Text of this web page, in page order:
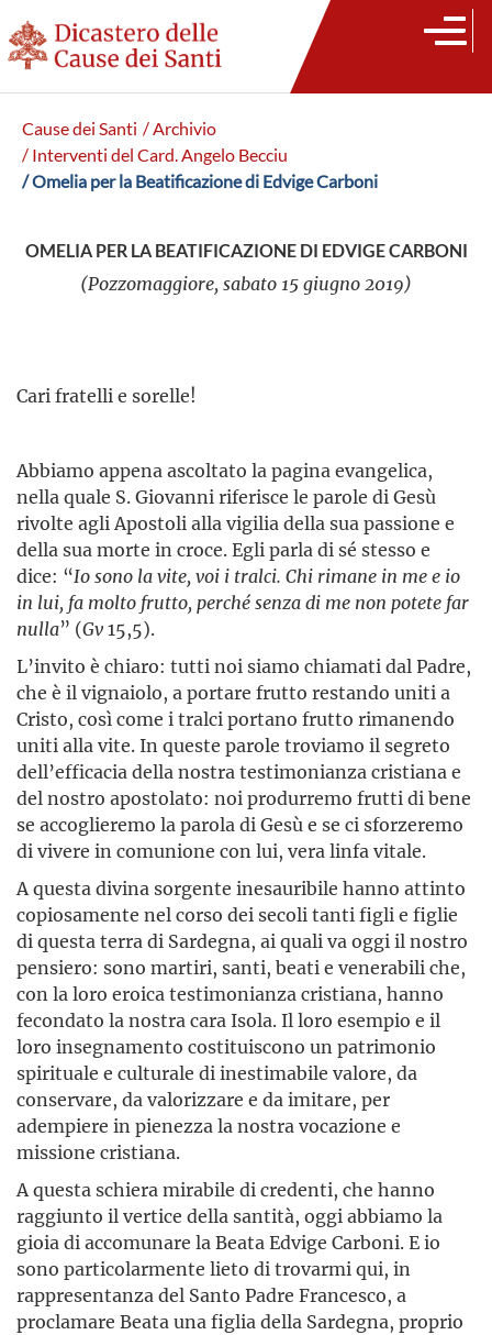
Cause dei Santi / Archivio
/ Interventi del Card. Angelo Becciu
/ Omelia per la Beatificazione di Edvige Carboni
OMELIA PER LA BEATIFICAZIONE DI EDVIGE CARBONI
(Pozzomaggiore, sabato 15 giugno 2019)
Cari fratelli e sorelle!
Abbiamo appena ascoltato la pagina evangelica,
nella quale S. Giovanni riferisce le parole di Gesù
rivolte agli Apostoli alla vigilia della sua passione e
della sua morte in croce. Egli parla di sé stesso e
dice: “Io sono la vite, voi i tralci. Chi rimane in me e io
in lui, fa molto frutto, perché senza di me non potete far
nulla” (Gv15,5).
L’invito è chiaro: tutti noi siamo chiamati dal Padre,
che è il vignaiolo, a portare frutto restando uniti a
Cristo, così come i tralci portano frutto rimanendo
uniti alla vite. In queste parole troviamo il segreto
dell’efficacia della nostra testimonianza cristiana e
del nostro apostolato: noi produrremo frutti di bene
se accoglieremo la parola di Gesù e se ci sforzeremo
di vivere in comunione con lui, vera linfa vitale.
A questa divina sorgente inesauribile hanno attinto
copiosamente nel corso dei secoli tanti figli e figlie
di questa terra di Sardegna, ai quali va oggi il nostro
pensiero: sono martiri, santi, beati e venerabili che,
con la loro eroica testimonianza cristiana, hanno
fecondato la nostra cara Isola. Il loro esempio e il
loro insegnamento costituiscono un patrimonio
spirituale e culturale di inestimabile valore, da
conservare, da valorizzare e da imitare, per
adempiere in pienezza la nostra vocazione e
missione cristiana.
A questa schiera mirabile di credenti, che hanno
raggiunto il vertice della santità, oggi abbiamo la
gioia di accomunare la Beata Edvige Carboni. E io
sono particolarmente lieto di trovarmi qui, in
rappresentanza del Santo Padre Francesco, a
proclamare Beata una figlia della Sardegna, proprio